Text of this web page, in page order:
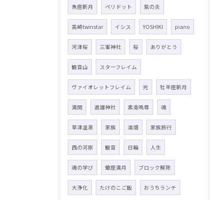
魚座新月 ペリドット 紫の炎
高崎twinstar イシス YOSHIKI piano
河津桜 三峯神社 桜 ありがとう
観音山 スターフレイム
ヴァイオレットフレイム 光 牡羊座新月
満開 進雄神社 素戔嗚尊 魂
草津温泉 家族 湯畑 家族旅行
西の河原 観音 日輪 人生
魂の学び 蠍座満月 ブロック解除
大浄化 たけのこご飯 おうちランチ